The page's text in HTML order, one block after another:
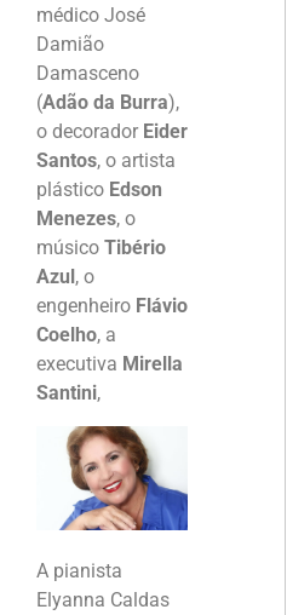
médico José
Damião
Damasceno
(Adão da Burra),
o decorador Eider
Santos, o artista
plástico Edson
Menezes, o
músico Tibério
Azul , o
engenheiro Flávio
Coelho, a
executiva Mirella
Santini,
A pianista
Elyanna Caldas